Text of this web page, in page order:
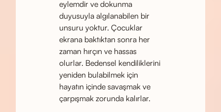
eylemdir ve dokunma
duyusuyla algılanabilen bir
unsuru yoktur. Çocuklar
ekrana baktıktan sonra her
zaman hırçın ve hassas
olurlar. Bedensel kendiliklerini
yeniden bulabilmek için
hayatın içinde savaşmak ve
çarpışmak zorunda kalırlar.